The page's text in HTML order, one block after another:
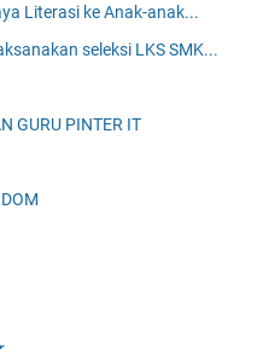
Literasi ke Anak-anak...
seleksi LKS SMK...
GURU PINTER IT